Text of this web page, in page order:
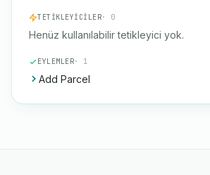
TETIKLEYICILER· 0
Henüz kullanılabilir tetikleyici yok.
EYLEMLER· 1
Add Parcel